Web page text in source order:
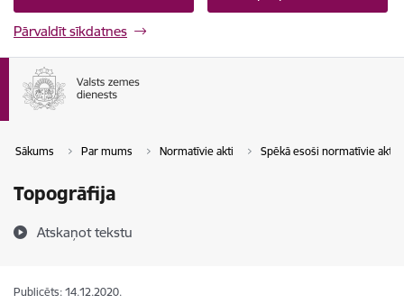
Pārvaldīt sīkdatnes
Sākums Par mums Normatīvie akti Spēkā esoši normatīvie akti
Topogrāfija
Atskaņot tekstu
Publicēts: 14.12.2020.